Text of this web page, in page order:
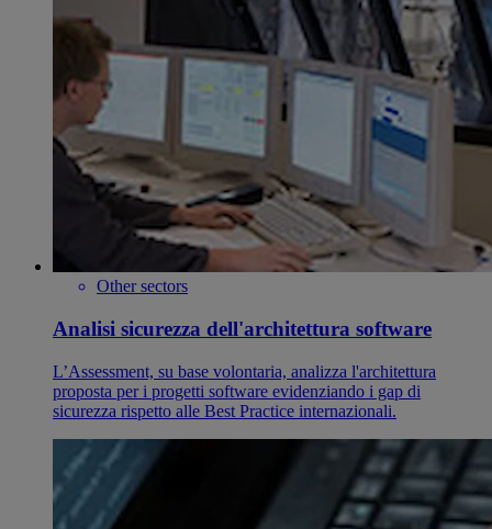
Other sectors
Analisi sicurezza dell'architettura software
L’Assessment, su base volontaria, analizza l'architettura
proposta per i progetti software evidenziando i gap di
sicurezza rispetto alle Best Practice internazionali.